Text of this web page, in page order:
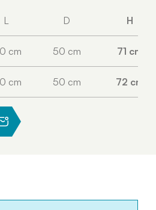
L D H
cm 50 cm 71 cm
cm 50 cm 72 cm